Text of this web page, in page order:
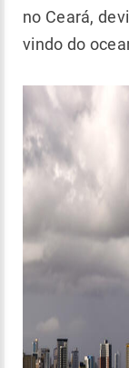
no Ceará,
vindo do